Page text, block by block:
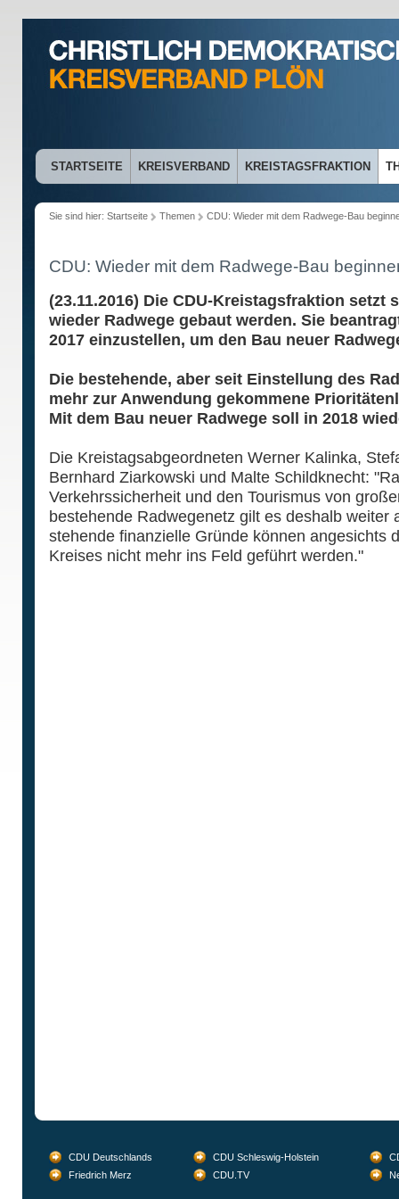
STARTSEITE KREISVERBAND KREISTAGSFRAKTION
Sie sind hier: Startseite Themen CDU: Wieder mit dem Radwege-Bau
CDU: Wieder mit dem Radwege-Bau
(23.11.2016) Die CDU-Kreistagsfraktion setzt
wieder Radwege gebaut werden. Sie
2017 einzustellen, um den Bau neuer
Die bestehende, aber seit Einstellung des
mehr zur Anwendung gekommene
Mit dem Bau neuer Radwege soll in 2018
Die Kreistagsabgeordneten Werner Kalinka,
Bernhard Ziarkowski und Malte Schildknecht:
Verkehrssicherheit und den Tourismus von
bestehende Radwegenetz gilt es deshalb weiter
stehende finanzielle Gründe können angesichts
Kreises nicht mehr ins Feld geführt werden."
CDU Deutschlands CDU Schleswig-Holstein
Friedrich Merz
CDU.TV